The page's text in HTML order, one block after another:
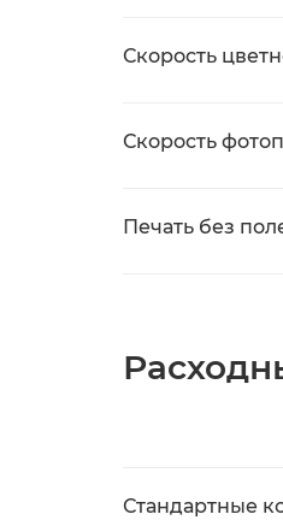
Скорость
Скорость
Печать без
Стандартные